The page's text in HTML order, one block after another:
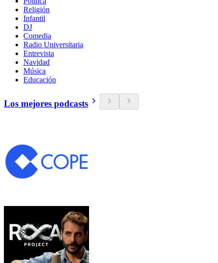
Religión
Infantil
DJ
Comedia
Radio Universitaria
Entrevista
Navidad
Música
Educación
Los mejores podcasts